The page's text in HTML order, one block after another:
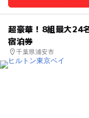
超豪華！8組最大24
宿泊券
千葉県浦安市